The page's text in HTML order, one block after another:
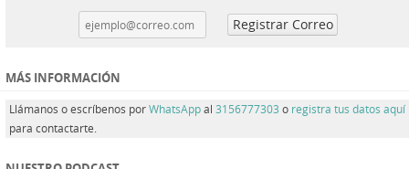
MÁS INFORMACIÓN
Llámanos o escríbenos porWhatsAppal 3156777303 o registra tus datos aquí
para contactarte.